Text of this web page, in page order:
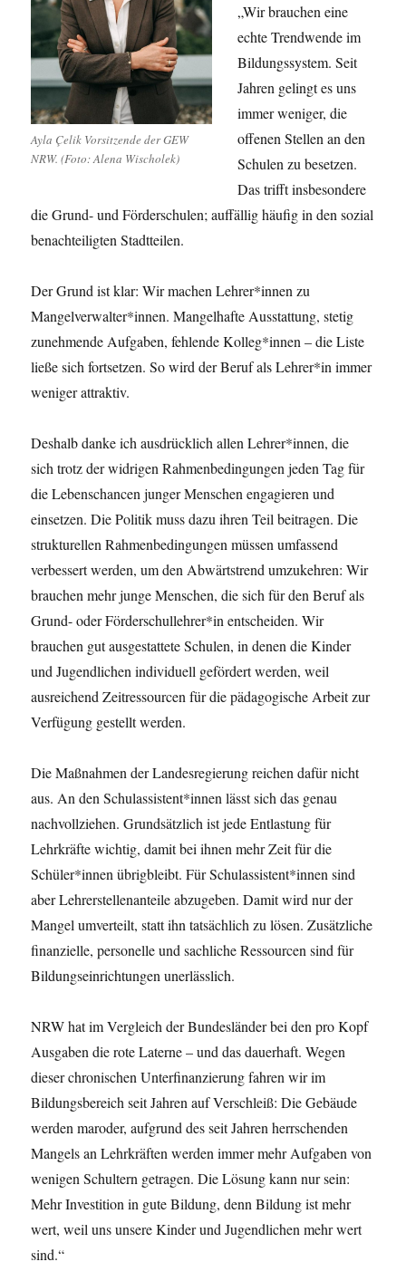
Ayla Çelik Vorsitzende der GEW
NRW. (Foto: Alena Wischolek)
„Wir brauchen eine
echte Trendwende im
Bildungssystem. Seit
Jahren gelingt es uns
immer weniger, die
offenen Stellen an den
Schulen zu besetzen.
Das trifft insbesondere
die Grund- und Förderschulen; auffällig häufig in den sozial
benachteiligten Stadtteilen.
Der Grund ist klar: Wir machen Lehrer*innen zu
Mangelverwalter*innen. Mangelhafte Ausstattung, stetig
zunehmende Aufgaben, fehlende Kolleg*innen – die Liste
ließe sich fortsetzen. So wird der Beruf als Lehrer*in immer
weniger attraktiv.
Deshalb danke ich ausdrücklich allen Lehrer*innen, die
sich trotz der widrigen Rahmenbedingungen jeden Tag für
die Lebenschancen junger Menschen engagieren und
einsetzen. Die Politik muss dazu ihren Teil beitragen. Die
strukturellen Rahmenbedingungen müssen umfassend
verbessert werden, um den Abwärtstrend umzukehren: Wir
brauchen mehr junge Menschen, die sich für den Beruf als
Grund- oder Förderschullehrer*in entscheiden. Wir
brauchen gut ausgestattete Schulen, in denen die Kinder
und Jugendlichen individuell gefördert werden, weil
ausreichend Zeitressourcen für die pädagogische Arbeit zur
Verfügung gestellt werden.
Die Maßnahmen der Landesregierung reichen dafür nicht
aus. An den Schulassistent*innen lässt sich das genau
nachvollziehen. Grundsätzlich ist jede Entlastung für
Lehrkräfte wichtig, damit bei ihnen mehr Zeit für die
Schüler*innen übrigbleibt. Für Schulassistent*innen sind
aber Lehrerstellenanteile abzugeben. Damit wird nur der
Mangel umverteilt, statt ihn tatsächlich zu lösen. Zusätzliche
finanzielle, personelle und sachliche Ressourcen sind für
Bildungseinrichtungen unerlässlich.
NRW hat im Vergleich der Bundesländer bei den pro Kopf
Ausgaben die rote Laterne – und das dauerhaft. Wegen
dieser chronischen Unterfinanzierung fahren wir im
Bildungsbereich seit Jahren auf Verschleiß: Die Gebäude
werden maroder, aufgrund des seit Jahren herrschenden
Mangels an Lehrkräften werden immer mehr Aufgaben von
wenigen Schultern getragen. Die Lösung kann nur sein:
Mehr Investition in gute Bildung, denn Bildung ist mehr
wert, weil uns unsere Kinder und Jugendlichen mehr wert
sind.“